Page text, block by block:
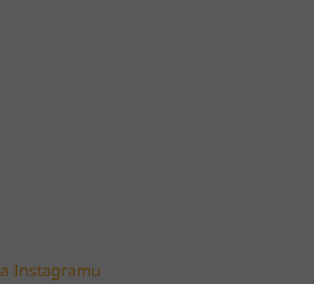
Instagramu